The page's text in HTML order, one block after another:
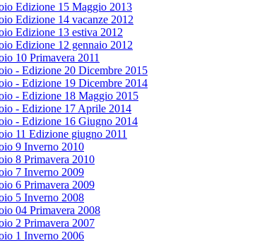
Edizione 15 Maggio 2013
Edizione 14 vacanze 2012
Edizione 13 estiva 2012
Edizione 12 gennaio 2012
10 Primavera 2011
- Edizione 20 Dicembre 2015
- Edizione 19 Dicembre 2014
- Edizione 18 Maggio 2015
- Edizione 17 Aprile 2014
- Edizione 16 Giugno 2014
11 Edizione giugno 2011
9 Inverno 2010
8 Primavera 2010
7 Inverno 2009
6 Primavera 2009
5 Inverno 2008
04 Primavera 2008
2 Primavera 2007
1 Inverno 2006